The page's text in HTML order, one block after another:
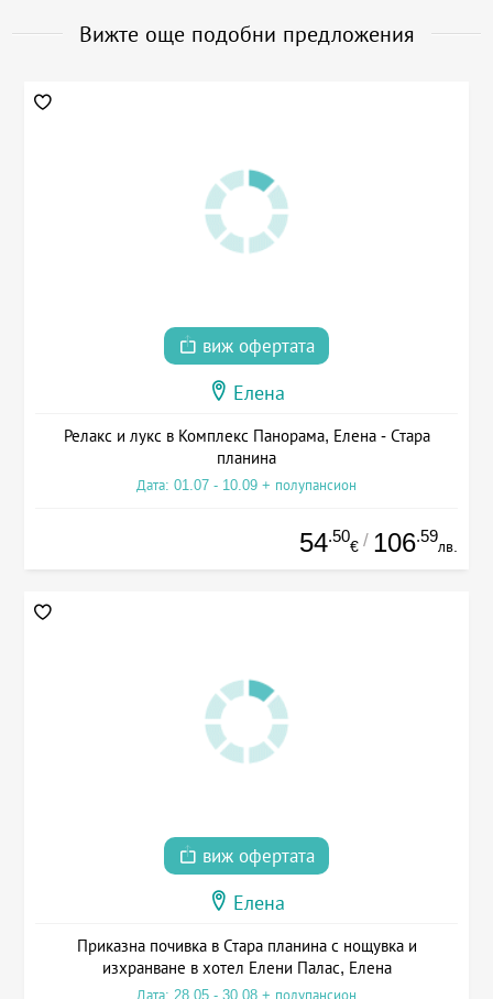
Вижте още подобни предложения
виж офертата
Елена
Релакс и лукс в Комплекс Панорама, Елена - Стара
планина
Дата: 01.07 - 10.09 + полупансион
54.50
€ / 106.59
лв.
виж офертата
Елена
Приказна почивка в Стара планина с нощувка и
изхранване в хотел Елени Палас, Елена
Дата: 28.05 - 30.08 + полупансион